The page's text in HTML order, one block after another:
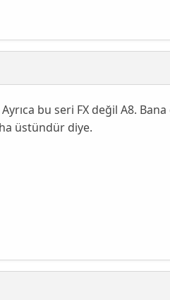
bu seri FX değil A8.
üstündür diye.